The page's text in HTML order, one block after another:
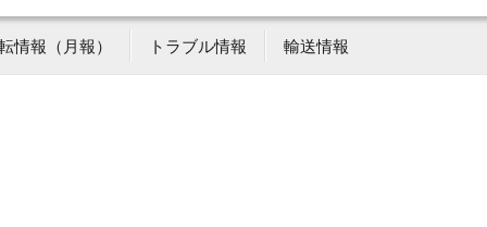
情報（月報） トラブル情報 輸送情報